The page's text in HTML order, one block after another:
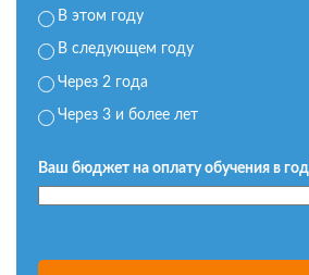
В этом году
В следующем году
Через 2 года
Через 3 и более лет
Ваш бюджет на оплату обучения в